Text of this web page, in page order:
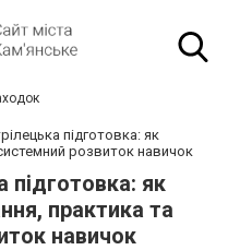
підготовка: як
розвиток навичок
підготовка: як
практика та
навичок